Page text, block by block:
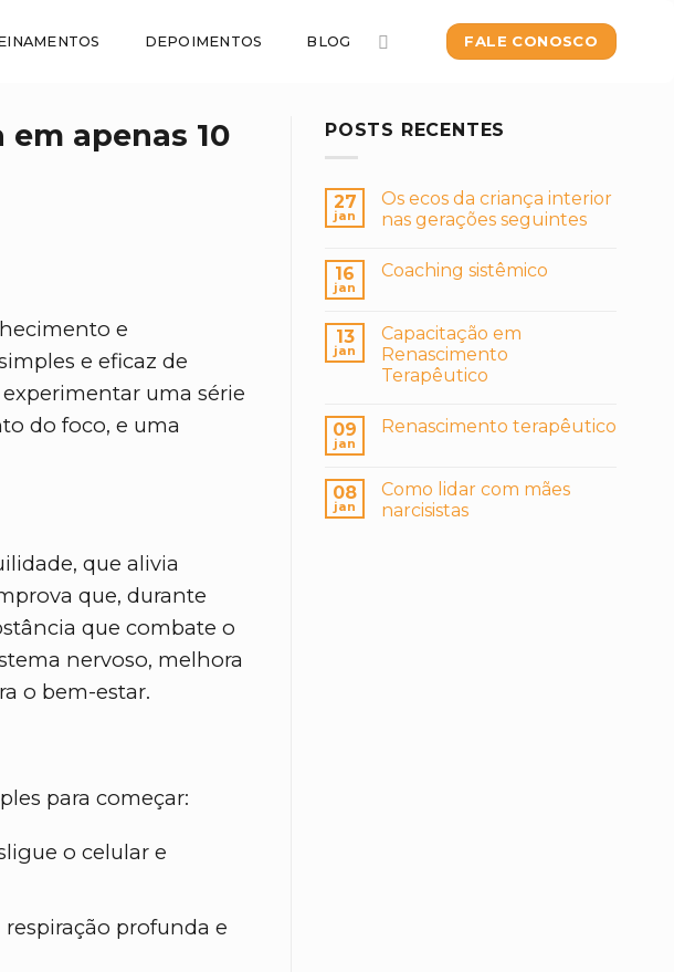
DEPOIMENTOS BLOG FALE CONOSCO
apenas 10
e
e eficaz de
uma série
do foco, e uma
que alivia
que, durante
que combate o
nervoso, melhora
o bem-estar.
para começar:
o celular e
profunda e
POSTS RECENTES
27
jan
Os ecos da criança interior
nas gerações seguintes
16
jan
Coaching sistêmico
13
jan
Capacitação em
Renascimento
Terapêutico
09
jan
Renascimento terapêutico
08
jan
Como lidar com mães
narcisistas